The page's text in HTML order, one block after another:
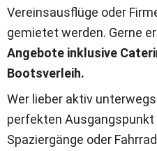
Vereinsausflüge oder
gemietet werden. Gerne
Angebote inklusive
Bootsverleih.
Wer lieber aktiv
perfekten Ausgangspunkt
Spaziergänge oder